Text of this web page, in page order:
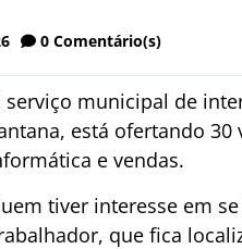
0 Comentário(s)
serviço municipal de
está ofertando
e vendas.
tiver interesse em
que fica